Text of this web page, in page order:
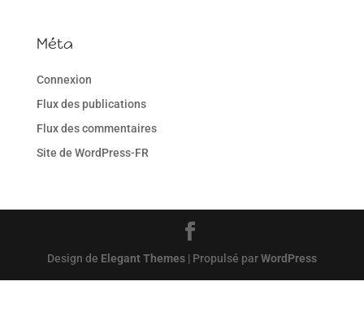
Méta
Connexion
Flux des publications
Flux des commentaires
Site de WordPress-FR
Design de Elegant Themes| Propulsé parWordPress